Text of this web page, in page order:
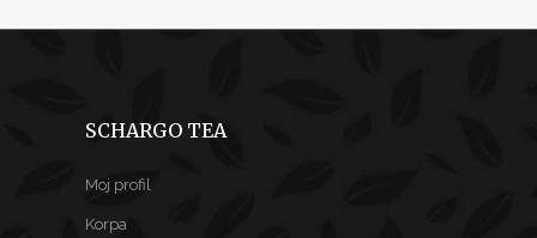
SCHARGO TEA
Moj profil
Korpa